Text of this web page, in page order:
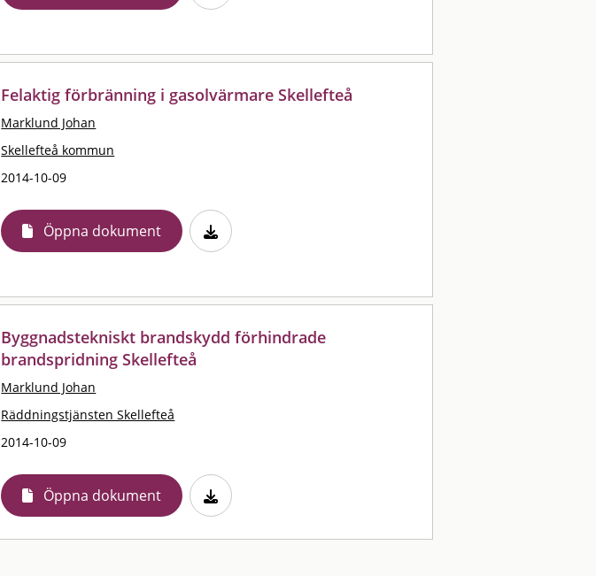
Felaktig förbränning i gasolvärmare Skellefteå
Marklund Johan
Skellefteå kommun
2014-10-09
Öppna dokument
Byggnadstekniskt brandskydd förhindrade
brandspridning Skellefteå
Marklund Johan
Räddningstjänsten Skellefteå
2014-10-09
Öppna dokument